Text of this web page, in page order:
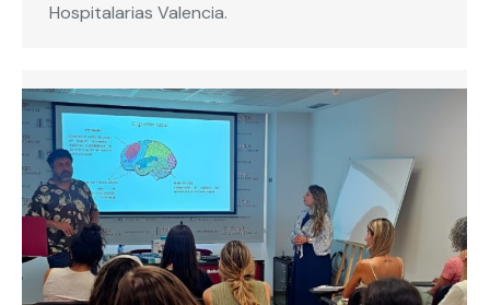
Hospitalarias Valencia.